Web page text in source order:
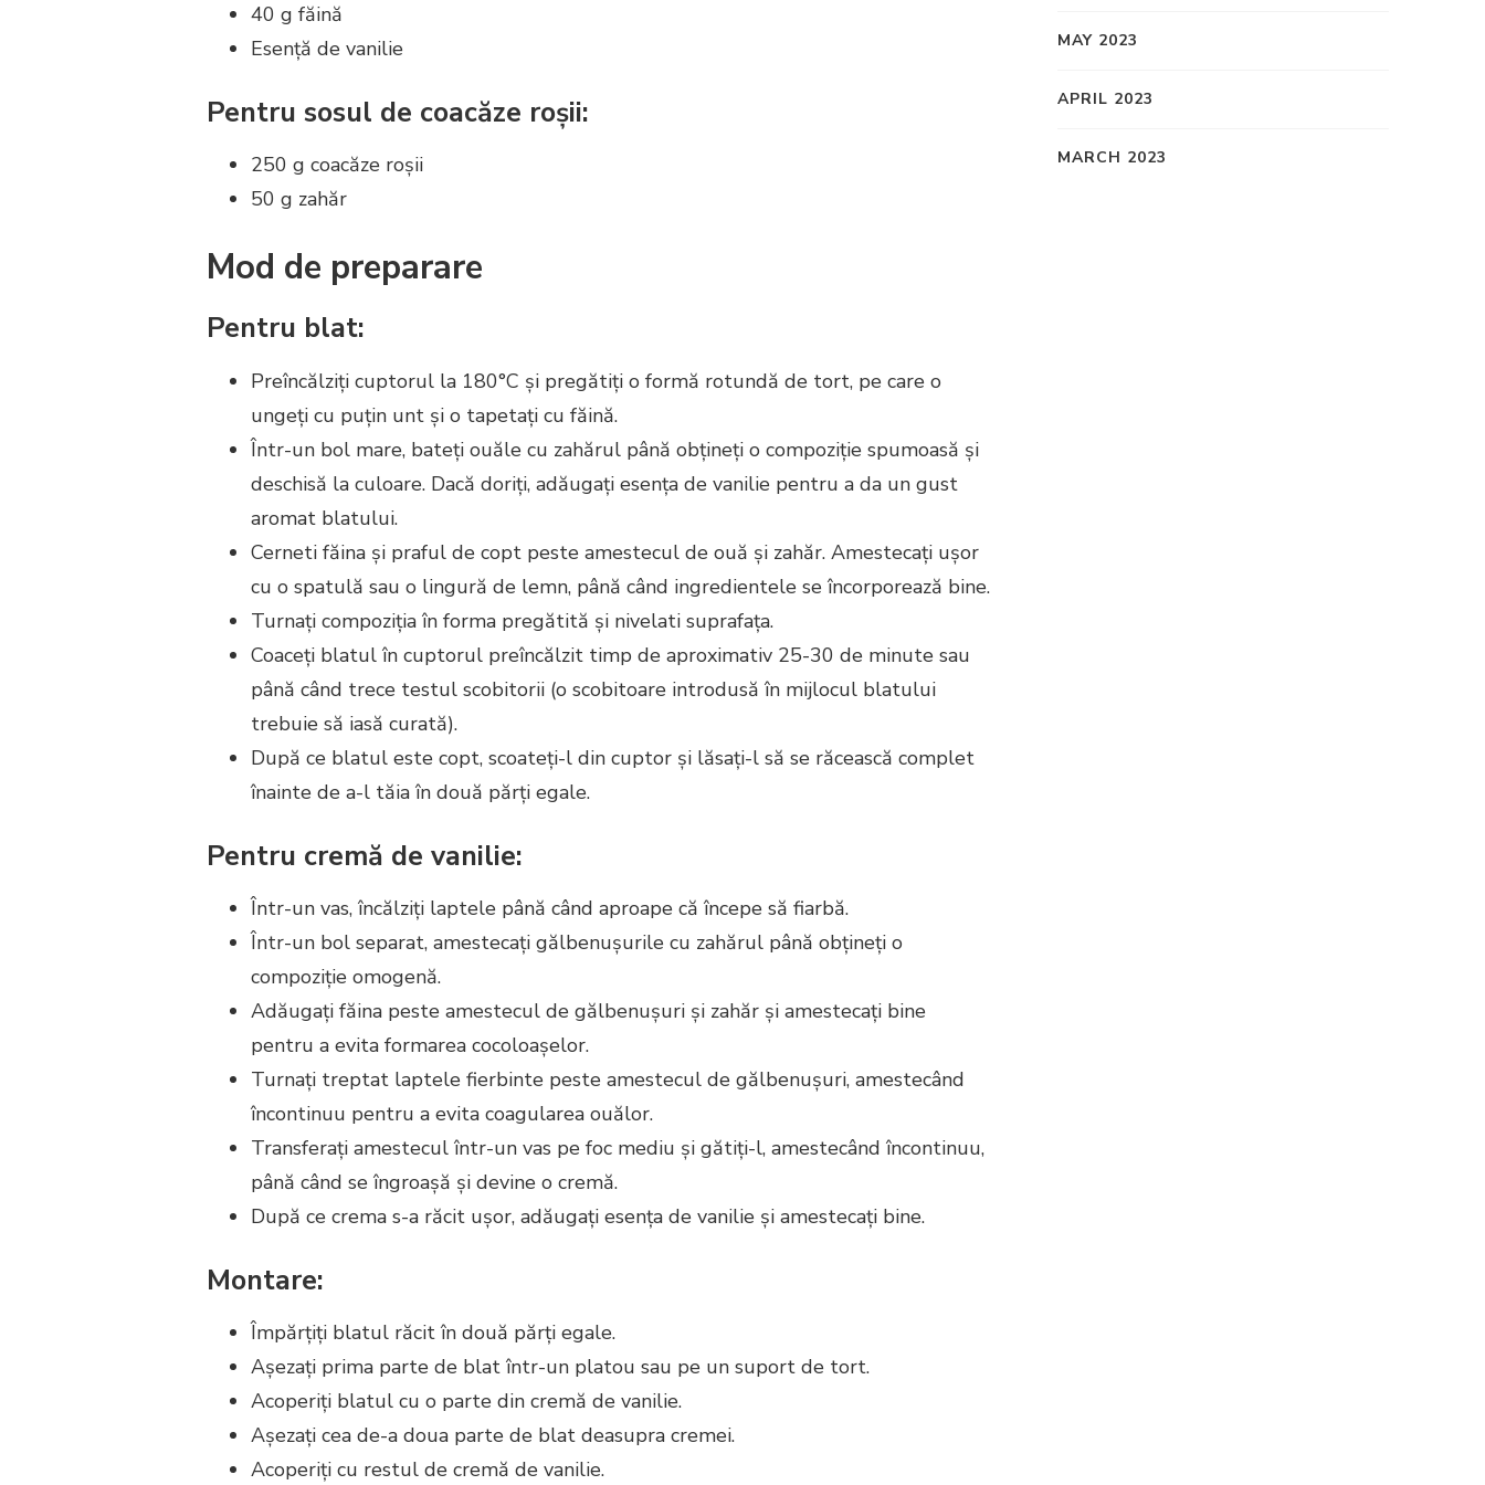
40 g făină
Esență de vanilie
Pentru sosul de coacăze roșii:
250 g coacăze roșii
50 g zahăr
Mod de preparare
Pentru blat:
Preîncălziți cuptorul la 180°C și pregătiți o formă rotundă de tort, pe care o
ungeți cu puțin unt și o tapetați cu făină.
Într-un bol mare, bateți ouăle cu zahărul până obțineți o compoziție spumoasă și
deschisă la culoare. Dacă doriți, adăugați esența de vanilie pentru a da un gust
aromat blatului.
Cerneti făina și praful de copt peste amestecul de ouă și zahăr. Amestecați ușor
cu o spatulă sau o lingură de lemn, până când ingredientele se încorporează bine.
Turnați compoziția în forma pregătită și nivelati suprafața.
Coaceți blatul în cuptorul preîncălzit timp de aproximativ 25-30 de minute sau
până când trece testul scobitorii (o scobitoare introdusă în mijlocul blatului
trebuie să iasă curată).
După ce blatul este copt, scoateți-l din cuptor și lăsați-l să se răcească complet
înainte de a-l tăia în două părți egale.
Pentru cremă de vanilie:
Într-un vas, încălziți laptele până când aproape că începe să fiarbă.
Într-un bol separat, amestecați gălbenușurile cu zahărul până obțineți o
compoziție omogenă.
Adăugați făina peste amestecul de gălbenușuri și zahăr și amestecați bine
pentru a evita formarea cocoloașelor.
Turnați treptat laptele fierbinte peste amestecul de gălbenușuri, amestecând
încontinuu pentru a evita coagularea ouălor.
Transferați amestecul într-un vas pe foc mediu și gătiți-l, amestecând încontinuu,
până când se îngroașă și devine o cremă.
După ce crema s-a răcit ușor, adăugați esența de vanilie și amestecați bine.
Montare:
Împărțiți blatul răcit în două părți egale.
Așezați prima parte de blat într-un platou sau pe un suport de tort.
Acoperiți blatul cu o parte din cremă de vanilie.
Așezați cea de-a doua parte de blat deasupra cremei.
Acoperiți cu restul de cremă de vanilie.
MAY 2023
APRIL 2023
MARCH 2023